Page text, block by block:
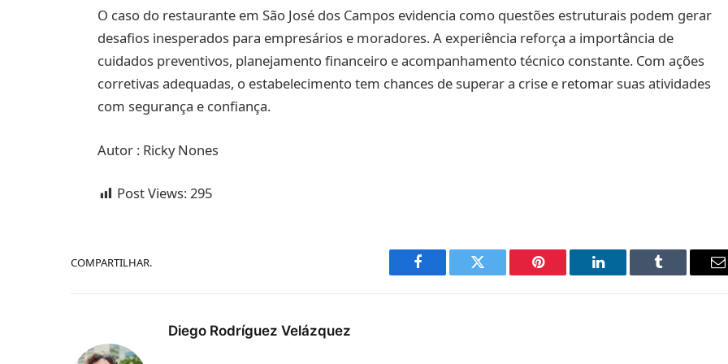
O caso do restaurante em São José dos Campos evidencia como questões estruturais podem gerar
desafios inesperados para empresários e moradores. A experiência reforça a importância de
cuidados preventivos, planejamento financeiro e acompanhamento técnico constante. Com ações
corretivas adequadas, o estabelecimento tem chances de superar a crise e retomar suas atividades
com segurança e confiança.
Autor : Ricky Nones
Post Views:295
COMPARTILHAR.
Facebook Twitter Pinterest LinkedIn Tumblr
Diego Rodríguez Velázquez